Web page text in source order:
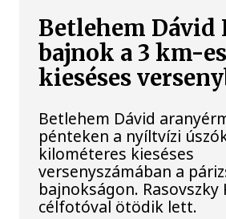
Betlehem Dávid
bajnok a 3 km-es
kieséses
Betlehem Dávid
pénteken a nyíltvízi
kilométeres kieséses
versenyszámában a
bajnokságon.
célfotóval ötödik lett.